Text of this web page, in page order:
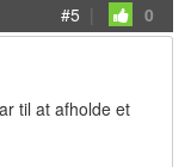
#5 | 0
til at afholde et